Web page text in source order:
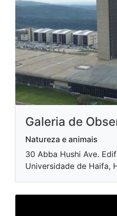
Galeria de
Natureza e animais
30 Abba Hushi Ave.
Universidade de Haifa,